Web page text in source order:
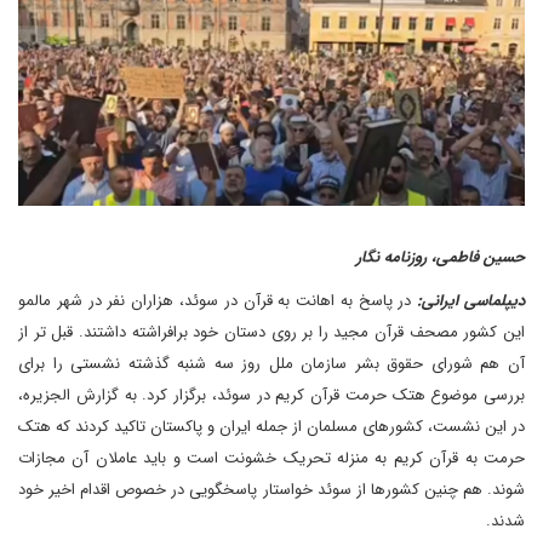
حسین فاطمی، روزنامه نگار
دیپلماسی ایرانی: در پاسخ به اهانت به قرآن در سوئد، هزاران نفر در شهر مالمو
این کشور مصحف قرآن مجید را بر روی دستان خود برافراشته داشتند. قبل تر از
آن هم شورای حقوق بشر سازمان ملل روز سه شنبه گذشته نشستی را برای
بررسی موضوع هتک حرمت قرآن کریم در سوئد، برگزار کرد. به گزارش الجزیره،
در این نشست، کشور‌های مسلمان از جمله ایران و پاکستان تاکید کردند که هتک
حرمت به قرآن کریم به منزله تحریک خشونت است و باید عاملان آن مجازات
شوند. هم چنین کشور‌ها از سوئد خواستار پاسخگویی در خصوص اقدام اخیر خود
شدند.